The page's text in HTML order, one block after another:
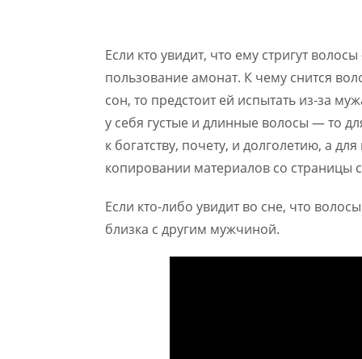
Если кто увидит, что ему стригут
пользование амонат. К чему снится
сон, то предстоит ей испытать из-за
у себя густые и длинные волосы — то
к богатству, почету, и долголетию, а
копировании материалов со страницы
Если кто-либо увидит во сне, что
близка с другим мужчиной.